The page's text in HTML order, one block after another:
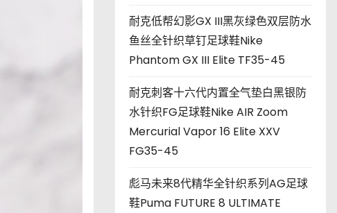
耐克低帮幻影GX III黑灰绿色双层防水
鱼丝全针织草钉足球鞋Nike
Phantom GX III Elite TF35-45
耐克刺客十六代内置全气垫白黑银防
水针织FG足球鞋Nike AIR Zoom
Mercurial Vapor 16 Elite XXV
FG35-45
彪马未来8代精华全针织系列AG足球
鞋Puma FUTURE 8 ULTIMATE